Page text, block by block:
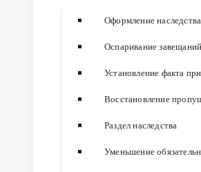
Оформление
Оспаривание
Установление факта
Восстановление
Раздел наследства
Уменьшение